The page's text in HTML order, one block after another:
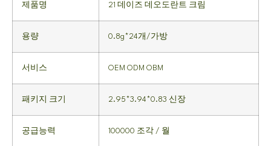
제품명 21 데이즈 데오도란트 크림
용량 0.8g*24개/가방
서비스 OEM ODM OBM
패키지 크기 2.95*3.94*0.83 신장
공급능력 100000 조각 / 월